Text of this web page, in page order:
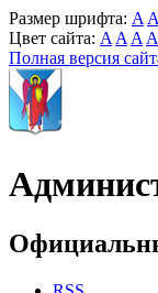
Размер шрифта: A A
Цвет сайта: A A A A
Полная версия